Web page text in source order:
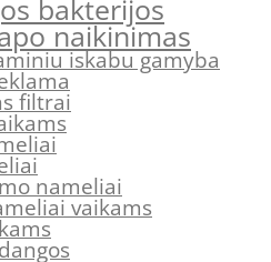
bakterijos
naikinimas
iskabu gamyba
filtrai
nameliai
vaikams